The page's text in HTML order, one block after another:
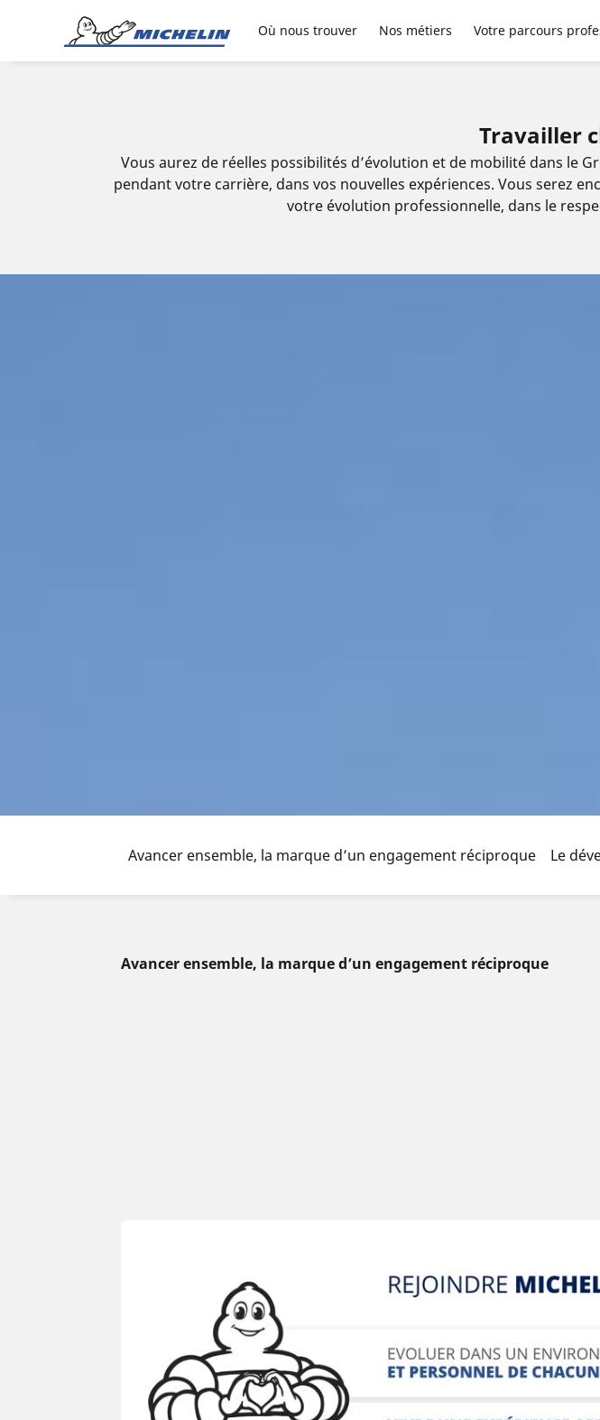
Où nous trouver Nos métiers Votre parcours
Travailler
​Vous aurez de réelles possibilités d’évolution et de mobilité dans le
pendant votre carrière, dans vos nouvelles expériences. Vous serez
votre évolution professionnelle, dans le
Avancer ensemble, la marque d’un engagement réciproque Le
Avancer ensemble, la marque d’un engagement réciproque